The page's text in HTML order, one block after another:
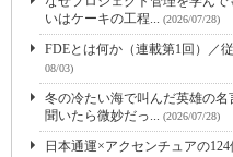
いはケーキの工程... (2026/07/28)
FDEとは何か（連載第1回）／
08/03)
冬の冷たい海で叫んだ英雄の
聞いたら微妙だっ... (2026/07/28)
日本通運×アクセンチュアの